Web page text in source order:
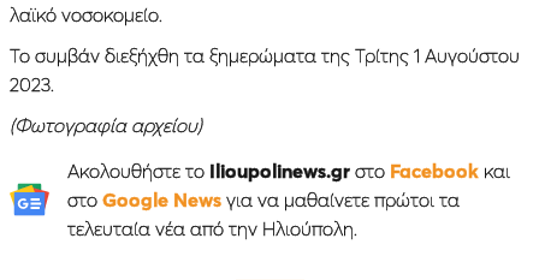
λαϊκό νοσοκομείο.
Το συμβάν διεξήχθη τα ξημερώματα της Τρίτης 1 Αυγούστου
2023.
(Φωτογραφία αρχείου)
Ακολουθήστε το Ilioupolinews.grστο Facebookκαι
στο Google Newsγια να μαθαίνετε πρώτοι τα
τελευταία νέα από την Ηλιούπολη.